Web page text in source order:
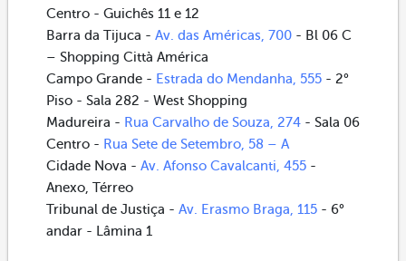
Centro - Guichês 11 e 12
Barra da Tijuca - Av. das Américas, 700 - Bl 06 C
– Shopping Città América
Campo Grande - Estrada do Mendanha, 555 - 2°
Piso - Sala 282 - West Shopping
Madureira - Rua Carvalho de Souza, 274 - Sala 06
Centro - Rua Sete de Setembro, 58 – A
Cidade Nova - Av. Afonso Cavalcanti, 455 -
Anexo, Térreo
Tribunal de Justiça - Av. Erasmo Braga, 115 - 6°
andar - Lâmina 1